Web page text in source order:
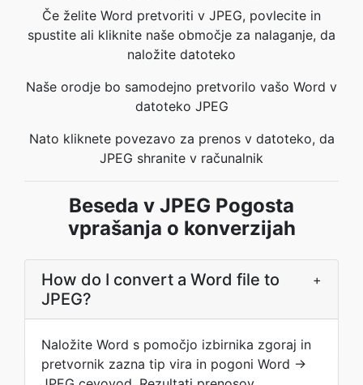
Če želite Word pretvoriti v JPEG, povlecite in
spustite ali kliknite naše območje za nalaganje, da
naložite datoteko
Naše orodje bo samodejno pretvorilo vašo Word v
datoteko JPEG
Nato kliknete povezavo za prenos v datoteko, da
JPEG shranite v računalnik
Beseda v JPEG Pogosta
vprašanja o konverzijah
How do I convert a Word file to
JPEG?
+
Naložite Word s pomočjo izbirnika zgoraj in
pretvornik zazna tip vira in pogoni Word →